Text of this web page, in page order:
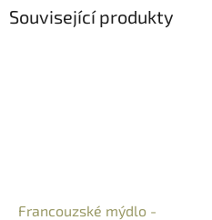
Související produkty
Francouzské mýdlo -